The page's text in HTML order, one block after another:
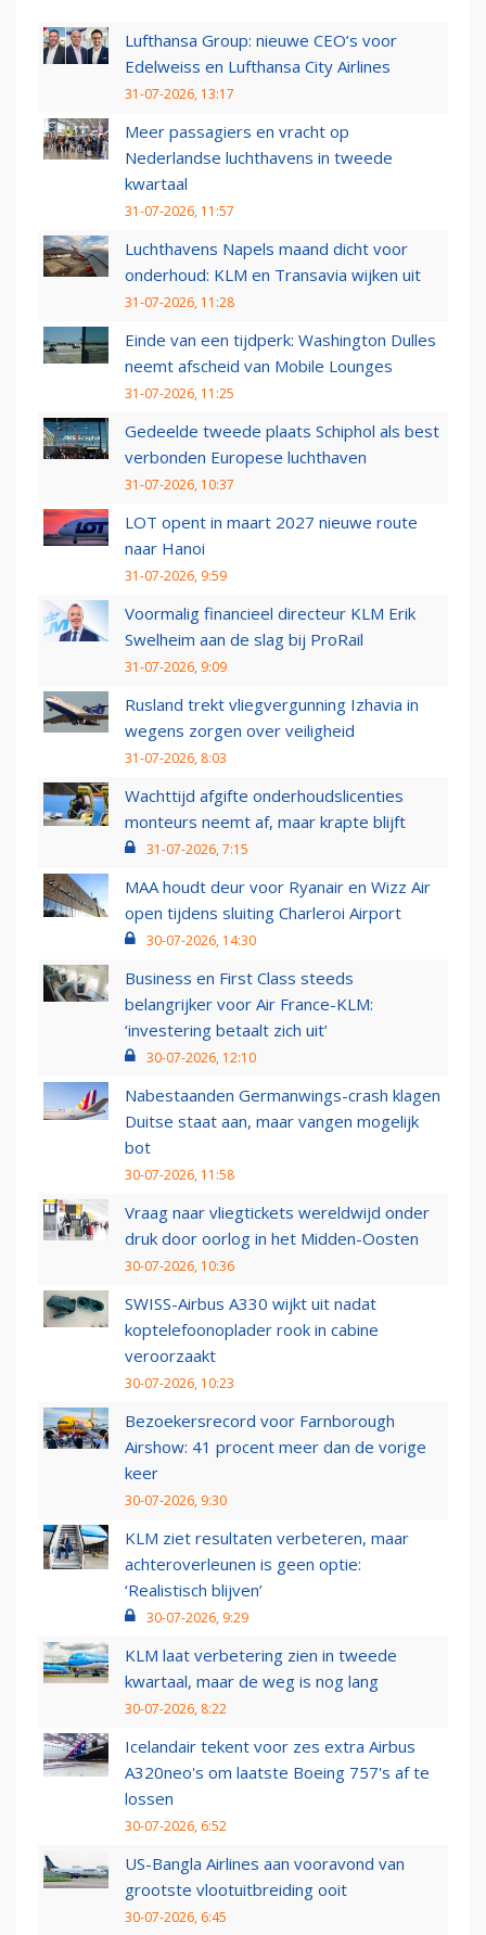
Lufthansa Group: nieuwe CEO’s voor
Edelweiss en Lufthansa City Airlines
31-07-2026, 13:17
Meer passagiers en vracht op
Nederlandse luchthavens in tweede
kwartaal
31-07-2026, 11:57
Luchthavens Napels maand dicht voor
onderhoud: KLM en Transavia wijken uit
31-07-2026, 11:28
Einde van een tijdperk: Washington Dulles
neemt afscheid van Mobile Lounges
31-07-2026, 11:25
Gedeelde tweede plaats Schiphol als best
verbonden Europese luchthaven
31-07-2026, 10:37
LOT opent in maart 2027 nieuwe route
naar Hanoi
31-07-2026, 9:59
Voormalig financieel directeur KLM Erik
Swelheim aan de slag bij ProRail
31-07-2026, 9:09
Rusland trekt vliegvergunning Izhavia in
wegens zorgen over veiligheid
31-07-2026, 8:03
Wachttijd afgifte onderhoudslicenties
monteurs neemt af, maar krapte blijft
31-07-2026, 7:15
MAA houdt deur voor Ryanair en Wizz Air
open tijdens sluiting Charleroi Airport
30-07-2026, 14:30
Business en First Class steeds
belangrijker voor Air France-KLM:
‘investering betaalt zich uit’
30-07-2026, 12:10
Nabestaanden Germanwings-crash klagen
Duitse staat aan, maar vangen mogelijk
bot
30-07-2026, 11:58
Vraag naar vliegtickets wereldwijd onder
druk door oorlog in het Midden-Oosten
30-07-2026, 10:36
SWISS-Airbus A330 wijkt uit nadat
koptelefoonoplader rook in cabine
veroorzaakt
30-07-2026, 10:23
Bezoekersrecord voor Farnborough
Airshow: 41 procent meer dan de vorige
keer
30-07-2026, 9:30
KLM ziet resultaten verbeteren, maar
achteroverleunen is geen optie:
‘Realistisch blijven’
30-07-2026, 9:29
KLM laat verbetering zien in tweede
kwartaal, maar de weg is nog lang
30-07-2026, 8:22
Icelandair tekent voor zes extra Airbus
A320neo's om laatste Boeing 757's af te
lossen
30-07-2026, 6:52
US-Bangla Airlines aan vooravond van
grootste vlootuitbreiding ooit
30-07-2026, 6:45